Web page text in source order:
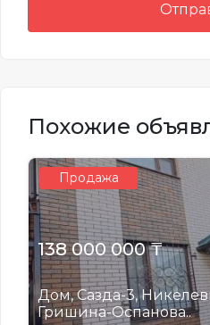
Похожие
Продажа
138 000 000 ₸
Дом, Сазда-3,
Гришина-Оспанова..